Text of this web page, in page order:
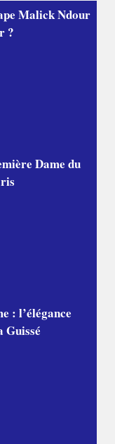
Malick Ndour
?
Dame du
: l’élégance